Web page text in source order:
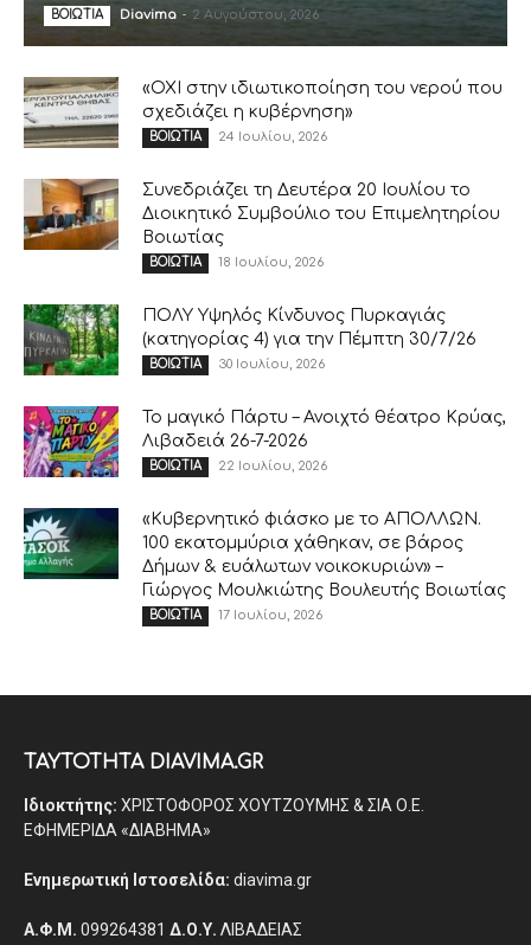
ΒΟΙΩΤΙΑ Diavima - 2 Αυγούστου, 2026
«ΟΧΙ στην ιδιωτικοποίηση του νερού που
σχεδιάζει η κυβέρνηση»
ΒΟΙΩΤΙΑ 24 Ιουλίου, 2026
Συνεδριάζει τη Δευτέρα 20 Ιουλίου το
Διοικητικό Συμβούλιο του Επιμελητηρίου
Βοιωτίας
ΒΟΙΩΤΙΑ 18 Ιουλίου, 2026
ΠΟΛΥ Υψηλός Κίνδυνος Πυρκαγιάς
(κατηγορίας 4) για την Πέμπτη 30/7/26
ΒΟΙΩΤΙΑ 30 Ιουλίου, 2026
Το μαγικό Πάρτυ – Ανοιχτό θέατρο Κρύας,
Λιβαδειά 26-7-2026
ΒΟΙΩΤΙΑ 22 Ιουλίου, 2026
«Κυβερνητικό φιάσκο με το ΑΠΟΛΛΩΝ.
100 εκατομμύρια χάθηκαν, σε βάρος
Δήμων & ευάλωτων νοικοκυριών» –
Γιώργος Μουλκιώτης Βουλευτής Βοιωτίας
ΒΟΙΩΤΙΑ 17 Ιουλίου, 2026
ΤΑΥΤΟΤΗΤΑ DIAVIMA.GR
Ιδιοκτήτης: ΧΡΙΣΤΟΦΟΡΟΣ ΧΟΥΤΖΟΥΜΗΣ & ΣΙΑ Ο.Ε.
ΕΦΗΜΕΡΙΔΑ «ΔΙΑΒΗΜΑ»
Ενημερωτική Ιστοσελίδα: diavima.gr
Α.Φ.Μ. 099264381 Δ.Ο.Υ. ΛΙΒΑΔΕΙΑΣ